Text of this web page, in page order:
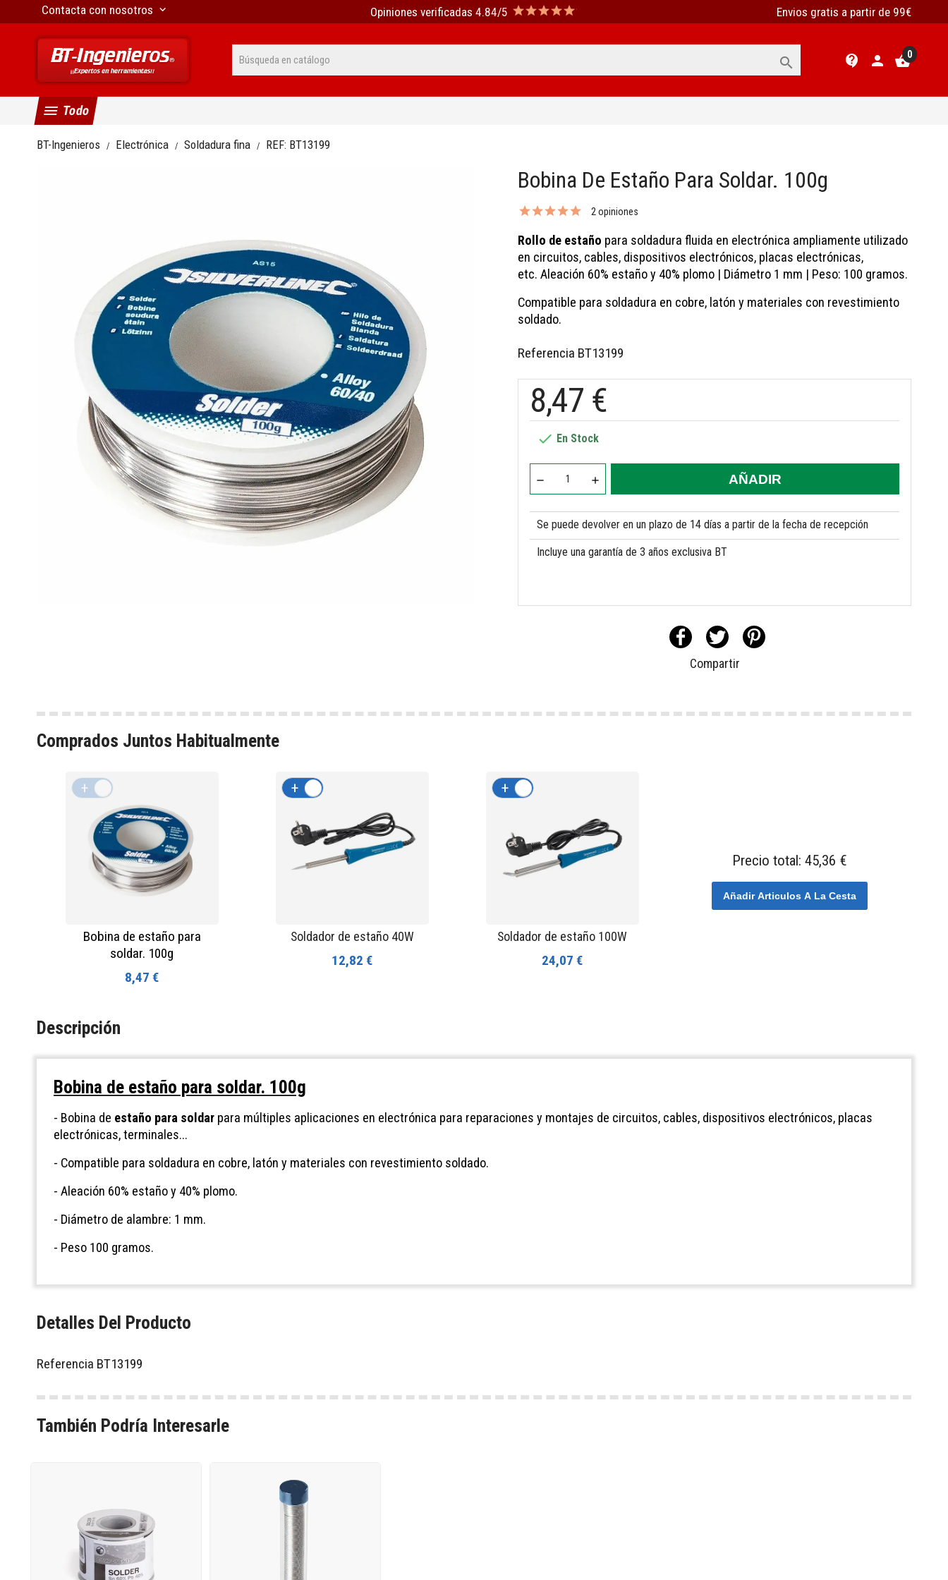
Contacta con nosotros keyboard_arrow_down Opiniones verificadas 4.84/5 Envios gratis a partir de 99€
 contact_support person shopping_basket0
menu Todo
BT-Ingenieros Electrónica Soldadura fina REF: BT13199
Bobina De Estaño Para Soldar. 100g
2 opiniones
Rollo de estaño para soldadura fluida en electrónica ampliamente utilizado
en circuitos, cables, dispositivos electrónicos, placas electrónicas,
etc. Aleación 60% estaño y 40% plomo | Diámetro 1 mm | Peso: 100 gramos.
Compatible para soldadura en cobre, latón y materiales con revestimiento
soldado.
Referencia BT13199
8,47 €
 En Stock
AÑADIR
Se puede devolver en un plazo de 14 días a partir de la fecha de recepción
Incluye una garantía de 3 años exclusiva BT
Compartir
Comprados Juntos Habitualmente
Bobina de estaño para
soldar. 100g
8,47 €
+
Soldador de estaño 40W
12,82 €
+
Soldador de estaño 100W
24,07 €
+
Precio total: 45,36 €
Añadir Articulos A La Cesta
Descripción
Bobina de estaño para soldar. 100g
- Bobina de estaño para soldar para múltiples aplicaciones en electrónica para reparaciones y montajes de circuitos, cables, dispositivos electrónicos, placas
electrónicas, terminales...
- Compatible para soldadura en cobre, latón y materiales con revestimiento soldado.
- Aleación 60% estaño y 40% plomo.
- Diámetro de alambre: 1 mm.
- Peso 100 gramos.
Detalles Del Producto
Referencia BT13199
También Podría Interesarle